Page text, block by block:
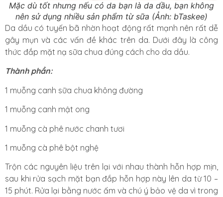
Mặc dù tốt nhưng nếu có da bạn là da dầu, bạn không
nên sử dụng nhiều sản phẩm từ sữa (Ảnh: bTaskee)
Da dầu có tuyến bã nhờn hoạt động rất mạnh nên rất dễ
gây mụn và các vấn đề khác trên da. Dưới đây là công
thức đắp mặt nạ sữa chua đúng cách cho da dầu.
Thành phần:
1 muỗng canh sữa chua không đường
1 muỗng canh mật ong
1 muỗng cà phê nước chanh tươi
1 muỗng cà phê bột nghệ
Trộn các nguyên liệu trên lại với nhau thành hỗn hợp mịn,
sau khi rửa sạch mặt bạn đắp hỗn hợp này lên da từ 10 –
15 phút. Rửa lại bằng nước ấm và chú ý bảo vệ da vì trong